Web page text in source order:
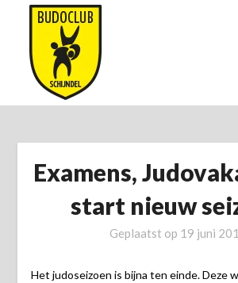
Doorgaan
inhoud
Examens,
start nieuw
Geplaatst op 19 juni
Het judoseizoen is bijna ten einde. Deze